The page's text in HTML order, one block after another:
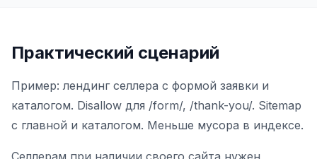
Практический сценарий
Пример: лендинг селлера с формой заявки и
каталогом. Disallow для /form/, /thank-you/. Sitemap
с главной и каталогом. Меньше мусора в индексе.
Селлерам при наличии своего сайта нужен